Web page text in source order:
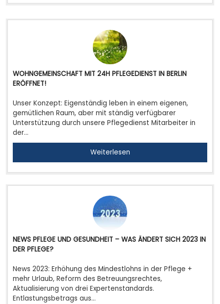
WOHNGEMEINSCHAFT MIT 24H PFLEGEDIENST IN BERLIN
ERÖFFNET!
Unser Konzept: Eigenständig leben in einem eigenen,
gemütlichen Raum, aber mit ständig verfügbarer
Unterstützung durch unsere Pflegedienst Mitarbeiter in
der…
Weiterlesen
NEWS PFLEGE UND GESUNDHEIT – WAS ÄNDERT SICH 2023 IN
DER PFLEGE?
News 2023: Erhöhung des Mindestlohns in der Pflege +
mehr Urlaub, Reform des Betreuungsrechtes,
Aktualisierung von drei Expertenstandards.
Entlastungsbetrags aus…